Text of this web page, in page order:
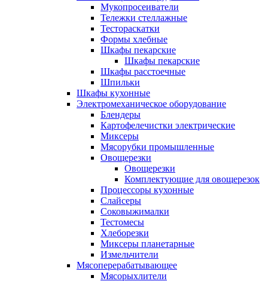
Мукопросеиватели
Тележки стеллажные
Тестораскатки
Формы хлебные
Шкафы пекарские
Шкафы пекарские
Шкафы расстоечные
Шпильки
Шкафы кухонные
Электромеханическое оборудование
Блендеры
Картофелечистки электрические
Миксеры
Мясорубки промышленные
Овощерезки
Овощерезки
Комплектующие для овощерезок
Процессоры кухонные
Слайсеры
Соковыжималки
Тестомесы
Хлеборезки
Миксеры планетарные
Измельчители
Мясоперерабатывающее
Мясорыхлители